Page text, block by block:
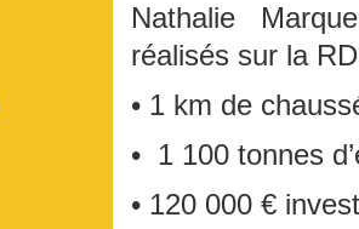
Nathalie
réalisés sur la
• 1 km de
• 1 100 tonnes
• 120 000 €